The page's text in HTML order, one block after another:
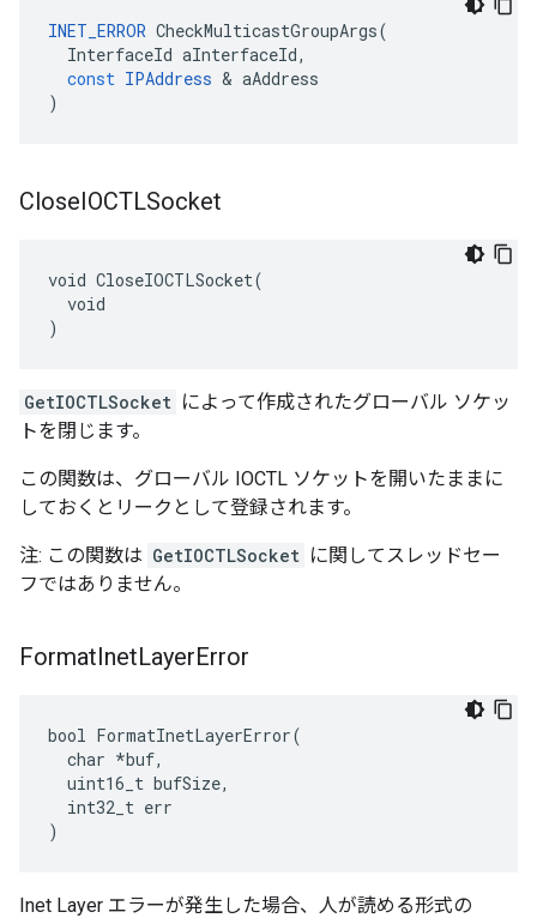
INET_ERROR CheckMulticastGroupArgs(
InterfaceId aInterfaceId,
const IPAddress & aAddress
)
CloseIOCTLSocket
void CloseIOCTLSocket(
  void
)
GetIOCTLSocket によって作成されたグローバル ソケッ
トを閉じます。
この関数は、グローバル IOCTL ソケットを開いたままに
しておくとリークとして登録されます。
注: この関数は GetIOCTLSocket に関してスレッドセー
フではありません。
FormatInetLayerError
bool FormatInetLayerError(
  char *buf,
  uint16_t bufSize,
  int32_t err
)
Inet Layer エラーが発生した場合、人が読める形式の